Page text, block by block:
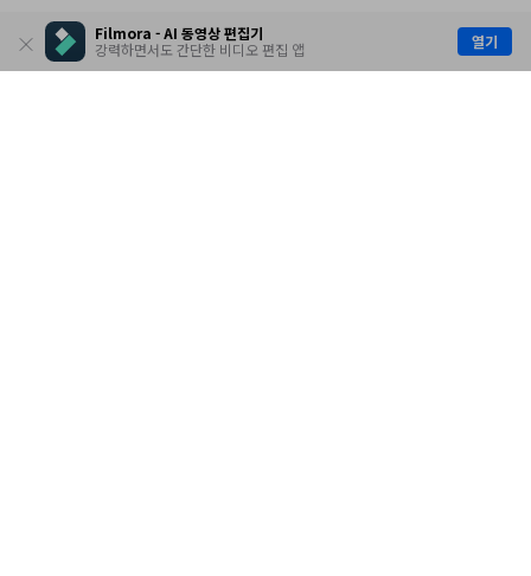
Filmora - AI 동영상 편집기
강력하면서도 간단한 비디오 편집 앱
열기